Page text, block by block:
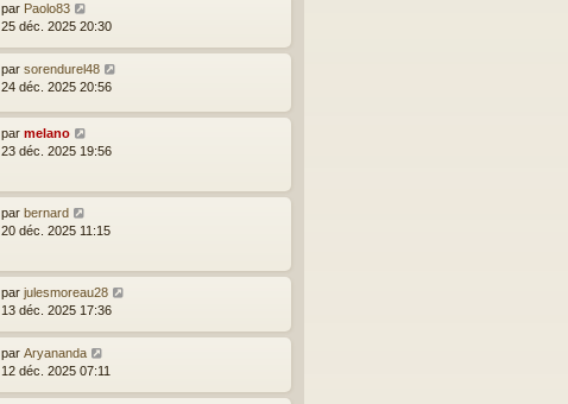
par Paolo83
25 déc. 2025 20:30
par sorendurel48
24 déc. 2025 20:56
par melano
23 déc. 2025 19:56
par bernard
20 déc. 2025 11:15
par julesmoreau28
13 déc. 2025 17:36
par Aryananda
12 déc. 2025 07:11